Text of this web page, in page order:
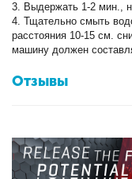
3. Выдержать 1-2 мин.,
4. Тщательно смыть
расстояния 10-15 см.
машину должен
Отзывы